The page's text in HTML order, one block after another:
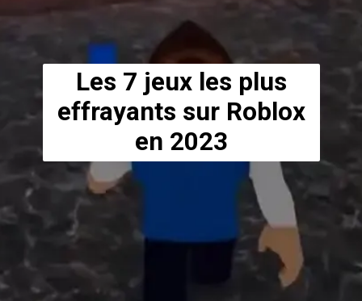
Les 7 jeux les plus
effrayants sur Roblox
en 2023